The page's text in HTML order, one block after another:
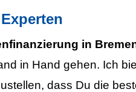
in
in Hand gehen. Ich
dass Du die